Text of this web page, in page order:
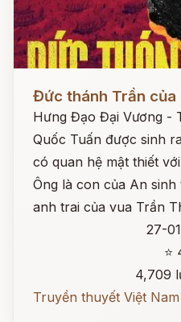
Đức thánh Trần
Hưng Đạo Đại Vương -
Quốc Tuấn được sinh
có quan hệ mật thiết
Ông là con của An
anh trai của vua Trần
27-
⭐
4,709
Truyền thuyết Việt Nam